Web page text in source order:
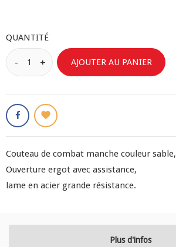
QUANTITÉ
AJOUTER AU PANIER
Couteau de combat manche couleur sable,
Ouverture ergot avec assistance,
lame en acier grande résistance.
Plus d'infos